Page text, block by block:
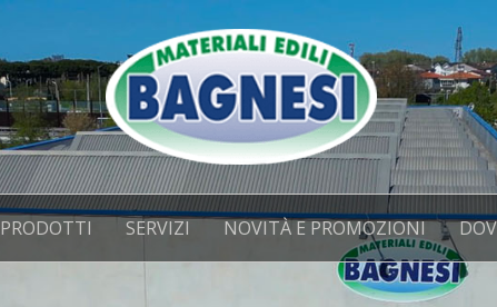
PRODOTTI SERVIZI NOVITÀ E PROMOZIONI